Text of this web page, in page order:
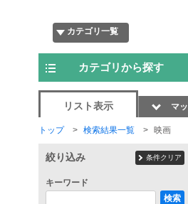
カテゴリ一覧
カテゴリから探す
リスト表示 マ
トップ 検索結果一覧 映画
絞り込み 条件クリア
キーワード
検索